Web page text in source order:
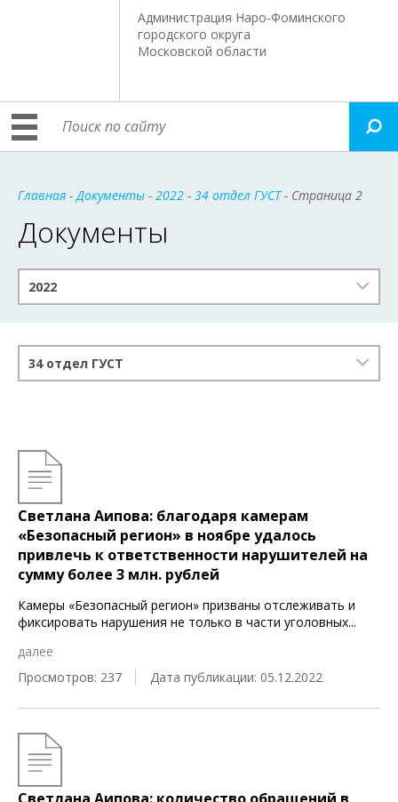
Администрация Наро-Фоминского
городского округа
Московской области
Главная -Документы - 2022 - 34 отдел ГУСТ- Страница 2
Документы
2022
34 отдел ГУСТ
Светлана Аипова: благодаря камерам
«Безопасный регион» в ноябре удалось
привлечь к ответственности нарушителей на
сумму более 3 млн. рублей
Камеры «Безопасный регион» призваны отслеживать и
фиксировать нарушения не только в части уголовных...
далее
Просмотров: 237
Дата публикации: 05.12.2022